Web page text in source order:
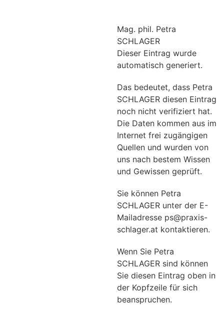
Mag. phil. Petra
SCHLAGER
Dieser Eintrag wurde
automatisch generiert.
Das bedeutet, dass Petra
SCHLAGER diesen Eintrag
noch nicht verifiziert hat.
Die Daten kommen aus im
Internet frei zugängigen
Quellen und wurden von
uns nach bestem Wissen
und Gewissen geprüft.
Sie können Petra
SCHLAGER unter der E-
Mailadresse ps@praxis-
schlager.at kontaktieren.
Wenn Sie Petra
SCHLAGER sind können
Sie diesen Eintrag oben in
der Kopfzeile für sich
beanspruchen.